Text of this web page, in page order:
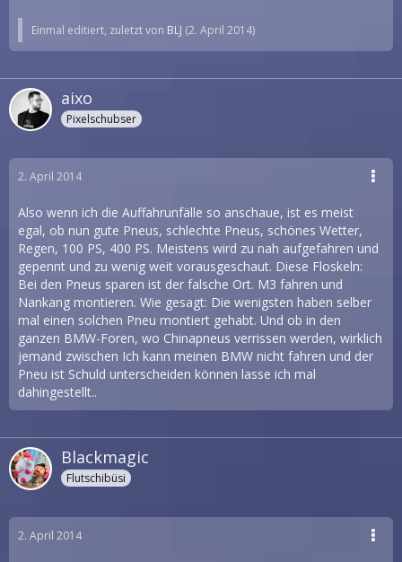
Einmal editiert, zuletzt von BLJ (2. April 2014)
aixo
Pixelschubser
2. April 2014
Also wenn ich die Auffahrunfälle so anschaue, ist es meist
egal, ob nun gute Pneus, schlechte Pneus, schönes Wetter,
Regen, 100 PS, 400 PS. Meistens wird zu nah aufgefahren und
gepennt und zu wenig weit vorausgeschaut. Diese Floskeln:
Bei den Pneus sparen ist der falsche Ort. M3 fahren und
Nankang montieren. Wie gesagt: Die wenigsten haben selber
mal einen solchen Pneu montiert gehabt. Und ob in den
ganzen BMW-Foren, wo Chinapneus verrissen werden, wirklich
jemand zwischen Ich kann meinen BMW nicht fahren und der
Pneu ist Schuld unterscheiden können lasse ich mal
dahingestellt..
Blackmagic
Flutschibüsi
2. April 2014